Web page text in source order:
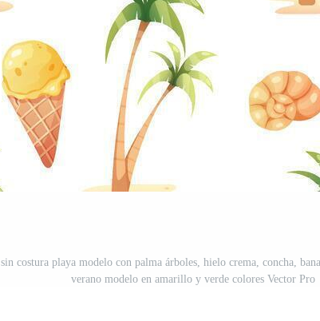
sin costura playa modelo con palma árboles, hielo crema, concha,
verano modelo en amarillo y verde colores Vector Pro